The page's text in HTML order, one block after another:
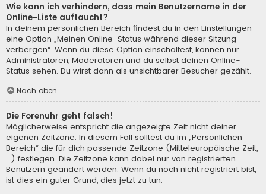
Wie kann ich verhindern, dass mein Benutzername in der
Online-Liste auftaucht?
In deinem persönlichen Bereich findest du in den Einstellungen
eine Option „Meinen Online-Status während dieser Sitzung
verbergen“. Wenn du diese Option einschaltest, können nur
Administratoren, Moderatoren und du selbst deinen Online-
Status sehen. Du wirst dann als unsichtbarer Besucher gezählt.
Nach oben
Die Forenuhr geht falsch!
Möglicherweise entspricht die angezeigte Zeit nicht deiner
eigenen Zeitzone. In diesem Fall solltest du im „Persönlichen
Bereich“ die für dich passende Zeitzone (Mitteleuropäische Zeit,
...) festlegen. Die Zeitzone kann dabei nur von registrierten
Benutzern geändert werden. Wenn du noch nicht registriert bist,
ist dies ein guter Grund, dies jetzt zu tun.